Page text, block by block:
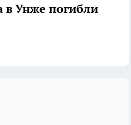
в Унже погибли